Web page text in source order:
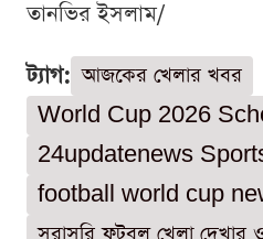
তানভির ইসলাম/
ট্যাগ: আজকের খেলার খবর
World Cup 2026
24updatenews
football world cup